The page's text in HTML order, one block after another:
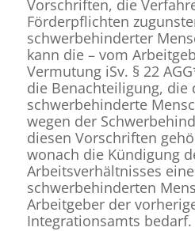
Vorschriften, die
Förderpflichten
schwerbehinderter
kann die – vom
Vermutung iSv. § 22
die Benachteiligung, die
schwerbehinderte
wegen der
diesen Vorschriften
wonach die Kündigung
Arbeitsverhältnisses
schwerbehinderten
Arbeitgeber der
Integrationsamts bedarf.